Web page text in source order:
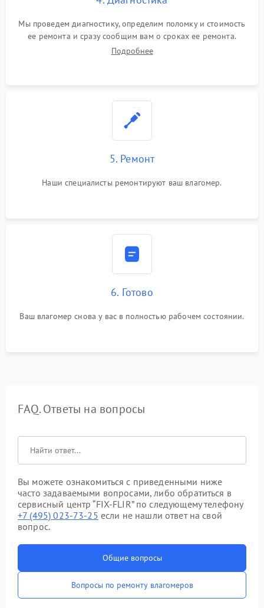
Мы проведем диагностику, определим поломку и стоимость
ее ремонта и сразу сообщим вам о сроках ее ремонта.
Подробнее
5. Ремонт
Наши специалисты ремонтируют ваш влагомер.
6. Готово
Ваш влагомер снова у вас в полностью рабочем состоянии.
FAQ. Ответы на вопросы
Вы можете ознакомиться с приведенными ниже
часто задаваемыми вопросами, либо обратиться в
сервисный центр “FIX-FLIR” по следующему телефону
+7 (495) 023-73-25 если не нашли ответ на свой
вопрос.
Общие вопросы
Вопросы по ремонту влагомеров